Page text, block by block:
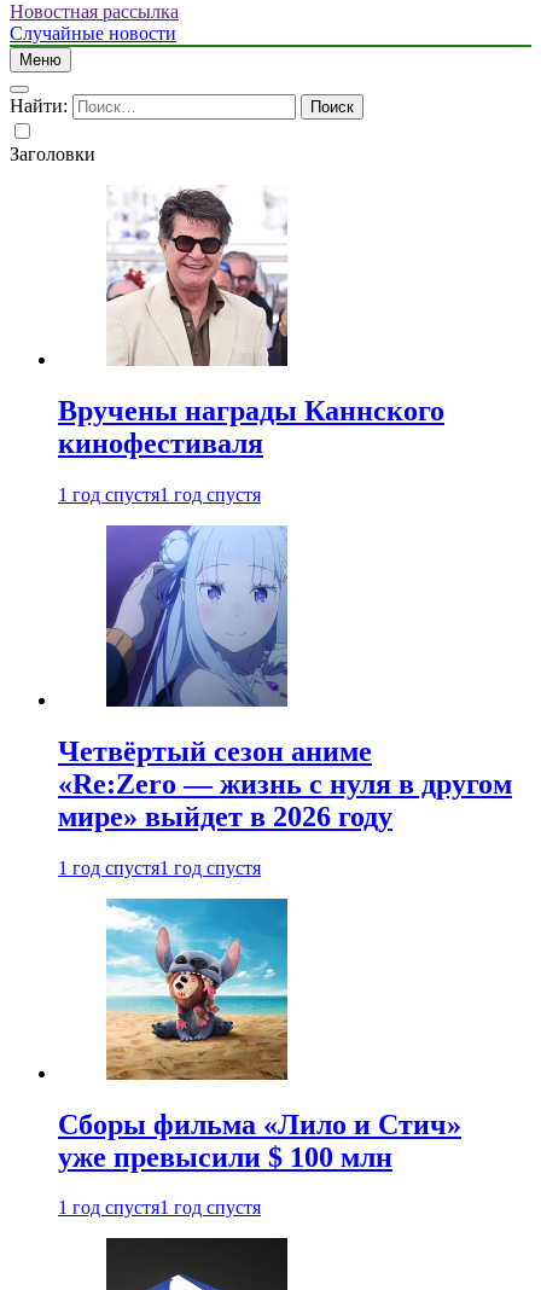
Новостная рассылка
Случайные новости
Меню
Найти:
Заголовки
Вручены награды Каннского
кинофестиваля
1 год спустя1 год спустя
Четвёртый сезон аниме
«Re:Zero — жизнь с нуля в другом
мире» выйдет в 2026 году
1 год спустя1 год спустя
Сборы фильма «Лило и Стич»
уже превысили $ 100 млн
1 год спустя1 год спустя